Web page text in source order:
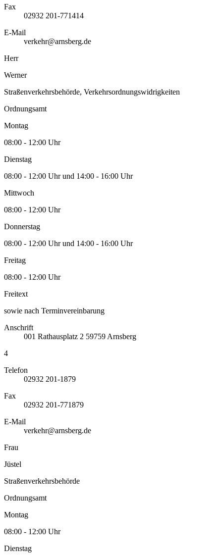
Fax
02932 201-771414
E-Mail
verkehr@arnsberg.de
Herr
Werner
Straßenverkehrsbehörde, Verkehrsordnungswidrigkeiten
Ordnungsamt
Montag
08:00 - 12:00 Uhr
Dienstag
08:00 - 12:00 Uhr und 14:00 - 16:00 Uhr
Mittwoch
08:00 - 12:00 Uhr
Donnerstag
08:00 - 12:00 Uhr und 14:00 - 16:00 Uhr
Freitag
08:00 - 12:00 Uhr
Freitext
sowie nach Terminvereinbarung
Anschrift
001 Rathausplatz 2 59759 Arnsberg
4
Telefon
02932 201-1879
Fax
02932 201-771879
E-Mail
verkehr@arnsberg.de
Frau
Jüstel
Straßenverkehrsbehörde
Ordnungsamt
Montag
08:00 - 12:00 Uhr
Dienstag